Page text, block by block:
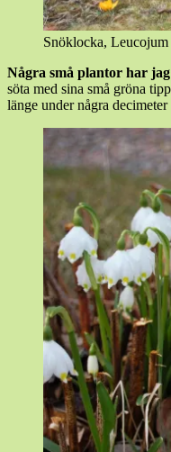
Snöklocka,
Några små plantor har jag
söta med sina små gröna
länge under några decimeter